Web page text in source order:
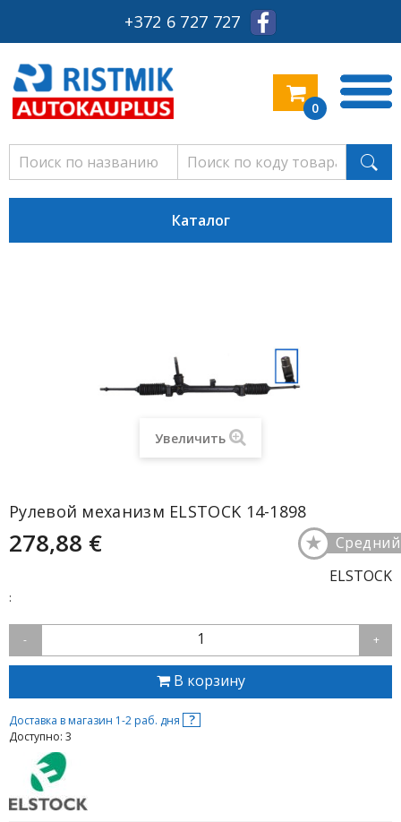
+372 6 727 727
0
Каталог
Увеличить
Рулевой механизм ELSTOCK 14-1898
278,88 € Средний
★
ELSTOCK
:
- 1 +
В корзину
Доставка в магазин 1-2 раб. дня ?
Доступно: 3